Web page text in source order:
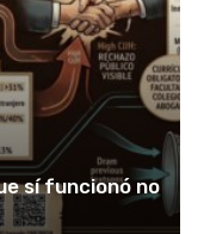
sí funcionó no